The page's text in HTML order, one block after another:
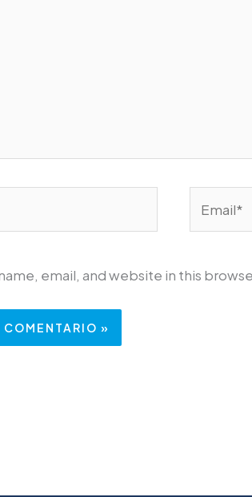
email, and website in this